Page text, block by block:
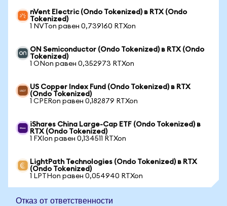
nVent Electric (Ondo Tokenized) в RTX (Ondo
Tokenized)
1 NVTon равен 0,739160 RTXon
ON Semiconductor (Ondo Tokenized) в RTX (Ondo
Tokenized)
1 ONon равен 0,352973 RTXon
US Copper Index Fund (Ondo Tokenized) в RTX
(Ondo Tokenized)
1 CPERon равен 0,182879 RTXon
iShares China Large-Cap ETF (Ondo Tokenized) в
RTX (Ondo Tokenized)
1 FXIon равен 0,134511 RTXon
LightPath Technologies (Ondo Tokenized) в RTX
(Ondo Tokenized)
1 LPTHon равен 0,054940 RTXon
Отказ от ответственности